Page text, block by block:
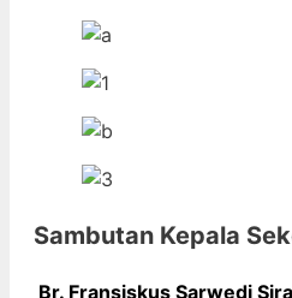
Sambutan Kepala
Br. Fransiskus Sarwedi